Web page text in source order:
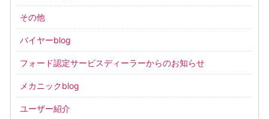
その他
バイヤーblog
フォード認定サービスディーラーからのお知らせ
メカニックblog
ユーザー紹介